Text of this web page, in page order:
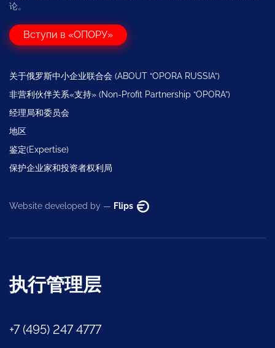
论。
Вступи в «ОПОРУ»
关于俄罗斯中小企业联合会 (ABOUT “OPORA RUSSIA”)
非营利伙伴关系«支持» (Non-Profit Partnership “OPORA”)
经理局和委员会
地区
鉴定(Expertise)
保护企业家和投资者权利局
Website developed by — Flips
执行管理层
+7 (495) 247 4777